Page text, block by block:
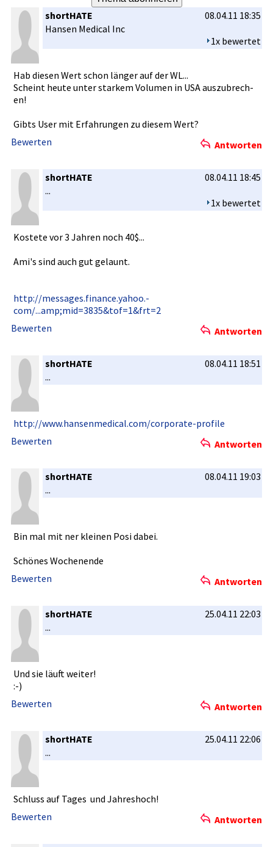
shortHATE 08.04.11 18:35
1x bewertet
Hansen Medical Inc
Hab diesen Wert schon länger auf der WL...
Scheint heute unter starkem Volumen in USA auszubrech­
en!
Gibts User mit Erfahrunge­n zu diesem Wert?
Bewerten
Antworten
shortHATE 08.04.11 18:45
1x bewertet
...
Kostete vor 3 Jahren noch 40$...
Ami's sind auch gut gelaunt.
http://mes­sages.fina­nce.yahoo.­
com/...amp­;mid=3835&tof=1&frt=2
Bewerten
Antworten
shortHATE
08.04.11 18:51
...
http://www­.hansenmed­ical.com/c­orporate-p­rofile
Bewerten
Antworten
shortHATE
08.04.11 19:03
...
Bin mal mit ner kleinen Posi dabei.
Schönes Wochenende­
Bewerten
Antworten
shortHATE
25.04.11 22:03
...
Und sie läuft weiter!
:-)
Bewerten
Antworten
shortHATE
25.04.11 22:06
...
Schluss auf Tages und Jahreshoch­!
Bewerten
Antworten